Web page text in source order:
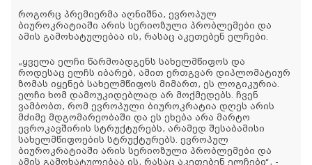
როგორც პრემიერმა აღნიშნა, ევროპულ
ბიუროკრატიაში არის სერიოზული პრობლემები და
ამის გამოხატულებაა ის, რასაც აკეთებენ ელჩები.
„ყველა ელჩი წარმოადგენს სახელმწიფოს და
როდესაც ელჩს იბარებ, ამით ერთგვარ დიპლომატიურ
ზომას იყენებ სახელმწიფოს მიმართ, ეს ლოგიკურია.
ელჩი ხომ დამოუკიდებლად არ მოქმედებს. ჩვენ
ვამბობთ, რომ ევროპული ბიუროკრატია დღეს არის
მძიმე მდგომარეობაში და ეს ეხება არა მარტო
ევროკავშირის სტრუქტურებს, არამედ შესაბამისი
სახელმწიფოების სტრუქტურებს. ევროპულ
ბიუროკრატიაში არის სერიოზული პრობლემები და
ამის გამოხატულებაა ის, რასაც აკეთებენ ელჩები“, -